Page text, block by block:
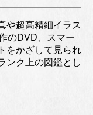
や超高精細イラス
のDVD、スマー
をかざして見られ
ンク上の図鑑とし